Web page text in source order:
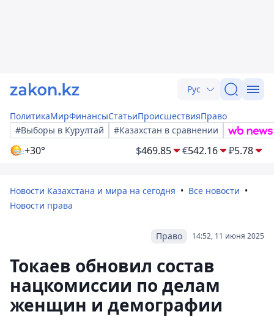
Рус
ПолитикаМирФинансыСтатьиПроисшествияПраво
#Выборы в Курултай
#Казахстан в сравнении
+30° $469.85 €542.16 ₽5.78
Новости Казахстана и мира на сегодня
Все новости
Новости права
14:52, 11 июня 2025
Право
Токаев обновил состав
нацкомиссии по делам
женщин и демографии